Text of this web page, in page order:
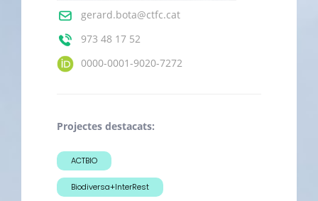
gerard.bota@ctfc.cat
973 48 17 52
0000-0001-9020-7272
Projectes destacats:
ACTBIO
Biodiversa+InterRest